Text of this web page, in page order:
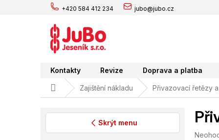
+420 584 412 234 jubo@jubo.cz
Kontakty Revize Doprava a platba
Domů Zajištění nákladu Přivazovací řetězy
Skrýt menu